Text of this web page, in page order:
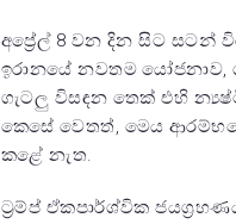
අප්‍රේල් 8 වන දින සිට සටන්
ඉරානයේ නවතම
ගැටලු විසඳන තෙක් එහි
කෙසේ වෙතත්, මෙය
කළේ නැත.
ට්‍රම්ප් ඒකපාර්ශ්වික